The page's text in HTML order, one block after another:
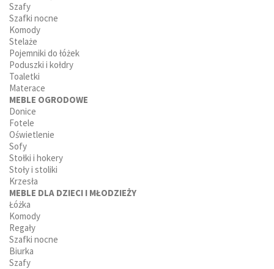
Szafy
Szafki nocne
Komody
Stelaże
Pojemniki do łóżek
Poduszki i kołdry
Toaletki
Materace
MEBLE OGRODOWE
Donice
Fotele
Oświetlenie
Sofy
Stołki i hokery
Stoły i stoliki
Krzesła
MEBLE DLA DZIECI I MŁODZIEŻY
Łóżka
Komody
Regały
Szafki nocne
Biurka
Szafy